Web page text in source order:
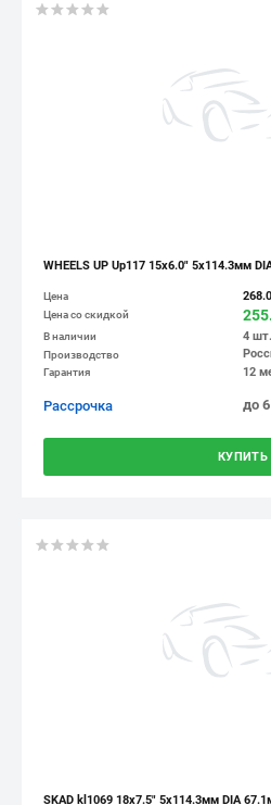
WHEELS UP Up117 15x6.0" 5x114.3мм
Цена
Цена со скидкой
В наличии 4 шт.
Производство
Гарантия 12
Рассрочка до
КУПИТЬ
SKAD kl1069 18x7.5" 5x114.3мм DIA